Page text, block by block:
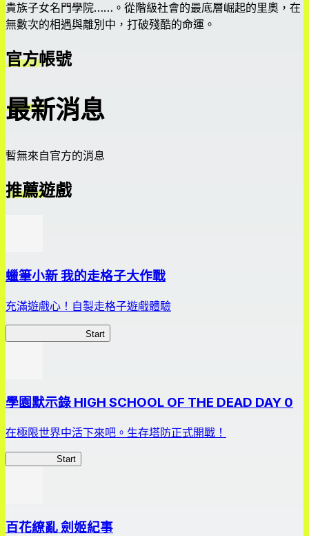
貴族子女名門學院……。從階級社會的最底層崛起的里奧，在
無數次的相遇與離別中，打破殘酷的命運。
官方帳號
最新消息
暫無來自官方的消息
推薦遊戲
蠟筆小新 我的走格子大作戰
充滿遊戲心！自製走格子遊戲體驗
Start
學園默示錄 HIGH SCHOOL OF THE DEAD DAY 0
在極限世界中活下來吧。生存塔防正式開戰！
Start
百花繚亂 劍姬紀事